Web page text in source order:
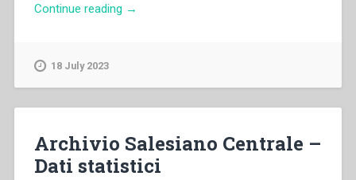
Continue reading “Archivio
di
San
→
18 July 2023
Archivio Salesiano Centrale –
Dati statistici